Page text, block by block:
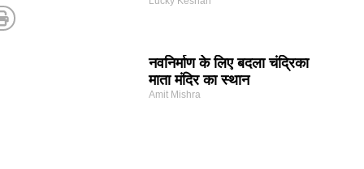
नवनिर्माण के लिए बदला चंद्रिका
माता मंदिर का स्थान
Amit Mishra